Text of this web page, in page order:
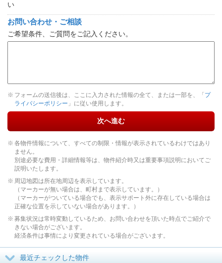
い
お問い合わせ・ご相談
ご希望条件、ご質問をご記入ください。
フォームの送信後は、ここに入力された情報の全て、または一部を、「 プ
ライバシーポリシー 」に従い使用します。
次へ進む
各物件情報について、すべての制限・情報が表示されているわけではあり
ません。
別途必要な費用・詳細情報等は、物件紹介時又は重要事項説明においてご
説明いたします。
周辺地図は所在地周辺を表示しています。
（マーカーが無い場合は、町村まで表示しています。）
（マーカーがついている場合でも、表示サポート外に存在している場合は
正確な位置を示していない場合があります。）
募集状況は常時変動しているため、お問い合わせを頂いた時点でご紹介で
きない場合がございます。
経済条件は事情により変更されている場合がございます。
最近チェックした物件